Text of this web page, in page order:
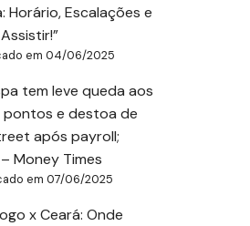
Horário, Escalações e
em 04/06/2025
tem leve queda aos
pontos e destoa de
após payroll;
Money Times
em 07/06/2025
x Ceará: Onde